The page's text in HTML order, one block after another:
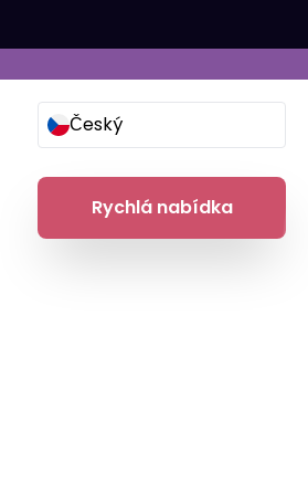
Český
Rychlá nabídka